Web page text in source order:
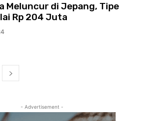
Meluncur di Jepang, Tipe
Rp 204 Juta
- Advertisement -